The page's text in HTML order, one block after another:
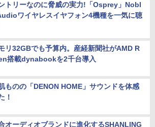
トリーなのに脅威の実力!「Osprey」Nobl
ワイヤレスイヤフォン4機種を一気に聴
リ32GBでも予算内。産経新聞社がAMD R
搭載dynabookを2千台導入
ものの「DENON HOME」サウンドを体感
！
オーディオブランドに進化するSHANLING